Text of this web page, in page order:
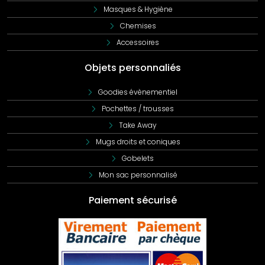
Masques & Hygiène
Chemises
Accessoires
Objets personnaliés
Goodies évènementiel
Pochettes / trousses
Take Away
Mugs droits et coniques
Gobelets
Mon sac personnalisé
Paiement sécurisé